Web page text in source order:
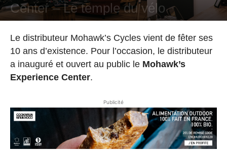
Center – Le temple du vélo
Le distributeur Mohawk’s Cycles vient de fêter ses
10 ans d’existence. Pour l’occasion, le distributeur
a inauguré et ouvert au public le Mohawk’s
Experience Center.
Publicité